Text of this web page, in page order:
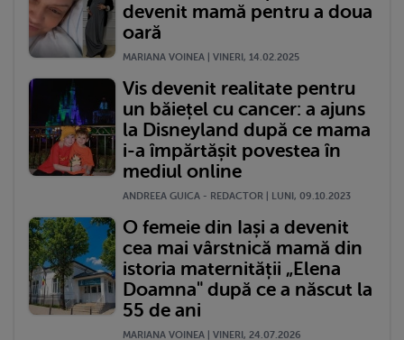
devenit mamă pentru a doua
oară
MARIANA VOINEA | VINERI, 14.02.2025
Vis devenit realitate pentru
un băiețel cu cancer: a ajuns
la Disneyland după ce mama
i-a împărtășit povestea în
mediul online
ANDREEA GUICA - REDACTOR | LUNI, 09.10.2023
O femeie din Iași a devenit
cea mai vârstnică mamă din
istoria maternității „Elena
Doamna" după ce a născut la
55 de ani
MARIANA VOINEA | VINERI, 24.07.2026